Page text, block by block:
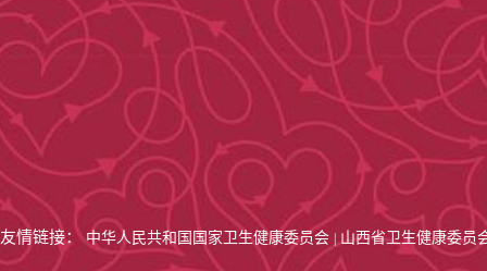
友情链接：中华人民共和国国家卫生健康委员会 山西省卫生健康委员